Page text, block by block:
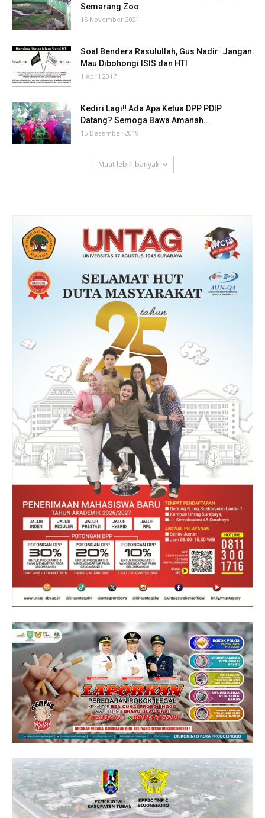
Semarang Zoo
15 November 2021
Soal Bendera Rasulullah, Gus Nadir: Jangan
Mau Dibohongi ISIS dan HTI
1 April 2017
Kediri Lagi‼ Ada Apa Ketua DPP PDIP
Datang? Semoga Bawa Amanah...
15 Desember 2019
Muat lebih banyak